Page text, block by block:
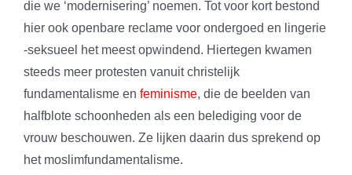
die we ‘modernisering’ noemen. Tot voor kort bestond
hier ook openbare reclame voor ondergoed en lingerie
-seksueel het meest opwindend. Hiertegen kwamen
steeds meer protesten vanuit christelijk
fundamentalisme en feminisme, die de beelden van
halfblote schoonheden als een belediging voor de
vrouw beschouwen. Ze lijken daarin dus sprekend op
het moslimfundamentalisme.